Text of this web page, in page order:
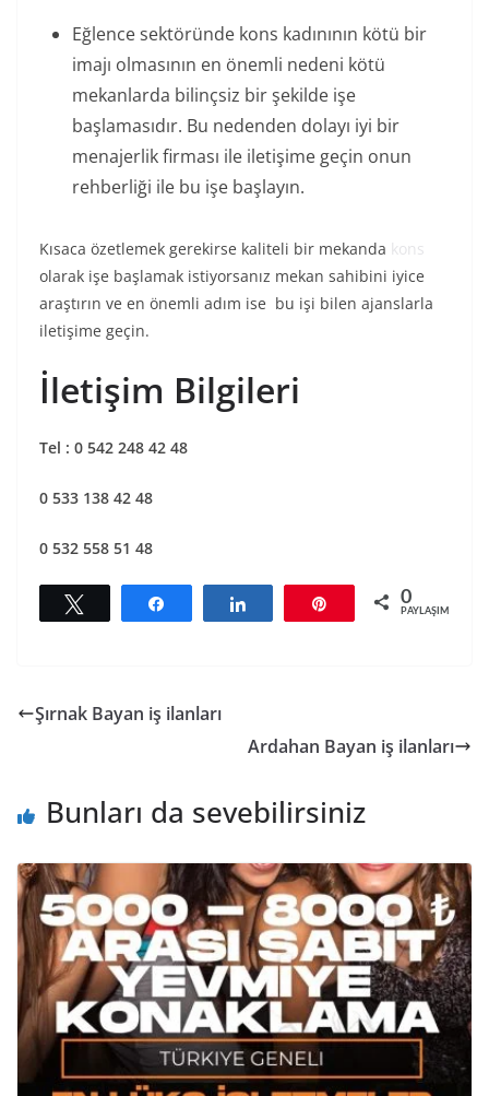
Eğlence sektöründe kons kadınının kötü bir
imajı olmasının en önemli nedeni kötü
mekanlarda bilinçsiz bir şekilde işe
başlamasıdır. Bu nedenden dolayı iyi bir
menajerlik firması ile iletişime geçin onun
rehberliği ile bu işe başlayın.
Kısaca özetlemek gerekirse kaliteli bir mekanda kons
olarak işe başlamak istiyorsanız mekan sahibini iyice
araştırın ve en önemli adım ise bu işi bilen ajanslarla
iletişime geçin.
İletişim Bilgileri
Tel : 0 542 248 42 48
0 533 138 42 48
0 532 558 51 48
Tweetle 0
PAYLAŞIMLAR
Şırnak Bayan iş ilanları
Ardahan Bayan iş ilanları
Bunları da sevebilirsiniz